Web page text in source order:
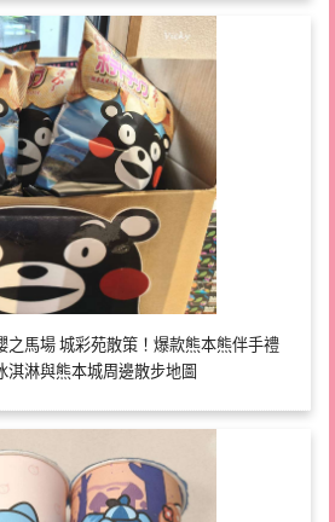
之馬場 城彩苑散策！爆款熊本熊伴手禮
淇淋與熊本城周邊散步地圖